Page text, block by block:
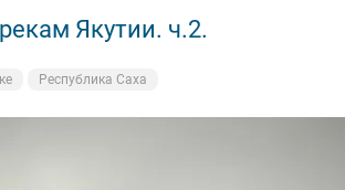
Якутии. ч.2.
Республика Саха